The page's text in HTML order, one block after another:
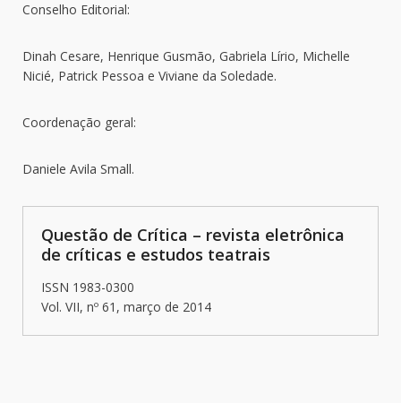
Conselho Editorial:
Dinah Cesare, Henrique Gusmão, Gabriela Lírio, Michelle
Nicié, Patrick Pessoa e Viviane da Soledade.
Coordenação geral:
Daniele Avila Small.
Questão de Crítica – revista eletrônica
de críticas e estudos teatrais
ISSN 1983-0300
Vol. VII, nº 61, março de 2014